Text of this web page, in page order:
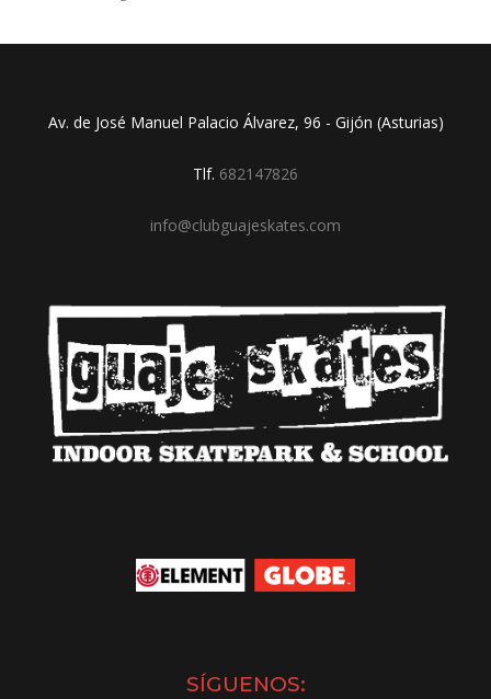
Av. de José Manuel Palacio Álvarez, 96 - Gijón (Asturias)
Tlf. 682147826
info@clubguajeskates.com
SÍGUENOS: